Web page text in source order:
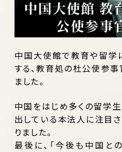
中国大使館で教育や留学
する、教育処の杜公使参
ました。
中国をはじめ多くの留学
出している本法人に注目
りました。
最後に、「今後も中国と